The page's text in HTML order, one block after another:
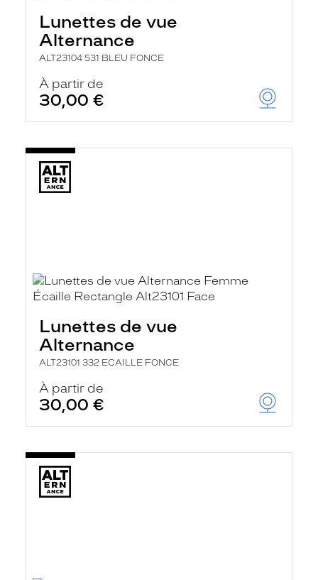
Lunettes de vue
Alternance
ALT23104 531 BLEU FONCE
À partir de
30,00 €
Lunettes de vue
Alternance
ALT23101 332 ECAILLE FONCE
À partir de
30,00 €